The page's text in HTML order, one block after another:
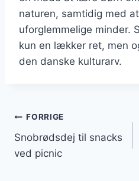
naturen, samtidig med
uforglemmelige minder.
kun en lækker ret, men
den danske kulturarv.
FORRIGE
Snobrødsdej til snacks
ved picnic